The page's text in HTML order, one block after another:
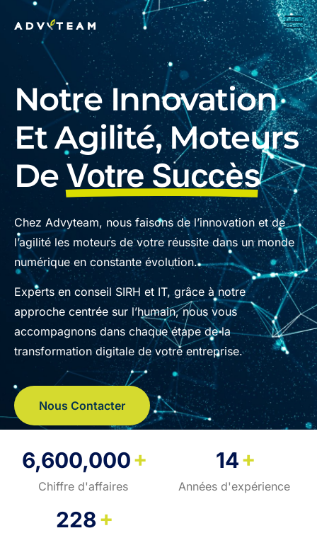
Notre Innovation
Et Agilité, Moteurs
De Votre Succès
Chez Advyteam, nous faisons de l’innovation et de
l’agilité les moteurs de votre réussite dans un monde
numérique en constante évolution.
Experts en conseil SIRH et IT, grâce à notre
approche centrée sur l’humain, nous vous
accompagnons dans chaque étape de la
transformation digitale de votre entreprise.
Nous Contacter
6,600,000+
Chiffre d'affaires
14+
Années d'expérience
228+